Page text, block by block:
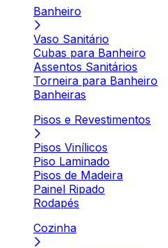
Banheiro
Vaso Sanitário
Cubas para Banheiro
Assentos Sanitários
Torneira para Banheiro
Banheiras
Pisos e Revestimentos
Pisos Vinílicos
Piso Laminado
Pisos de Madeira
Painel Ripado
Rodapés
Cozinha